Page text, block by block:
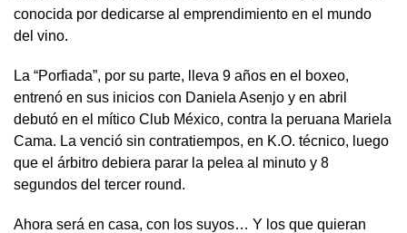
conocida por dedicarse al emprendimiento en el mundo
del vino.
La “Porfiada”, por su parte, lleva 9 años en el boxeo,
entrenó en sus inicios con Daniela Asenjo y en abril
debutó en el mítico Club México, contra la peruana Mariela
Cama. La venció sin contratiempos, en K.O. técnico, luego
que el árbitro debiera parar la pelea al minuto y 8
segundos del tercer round.
Ahora será en casa, con los suyos… Y los que quieran